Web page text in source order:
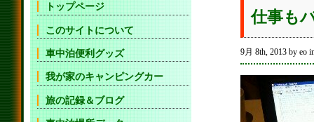
仕事も
9月 8th, 2013 by eo
トップページ
このサイトについて
車中泊便利グッズ
我が家のキャンピングカー
旅の記録＆ブログ